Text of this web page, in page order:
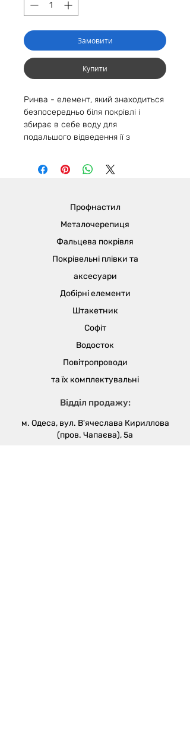
Замовити
Купити
Ринва - елемент, який знаходиться
безпосередньо біля покрівлі і
збирає в себе воду для
подальшого відведення її з
Відділ продажу:
м. Одеса, вул. В'ячеслава Кириллова
(пров. Чапаєва), 5а
Профнастил
Металочерепиця
Фальцева покрівля
Покрівельні плівки та
аксесуари
Добірні елементи
Штакетник
Софіт
Водосток
Повітропроводи
та їх комплектувальні